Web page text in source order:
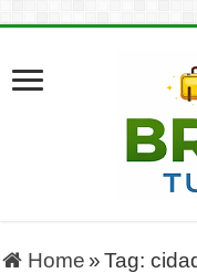
Home » Tag: